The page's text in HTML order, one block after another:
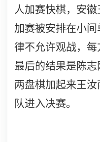
人加赛快棋，安
加赛被安排在小
律不允许观战，每
最后的结果是陈志
两盘棋加起来王
队进入决赛。